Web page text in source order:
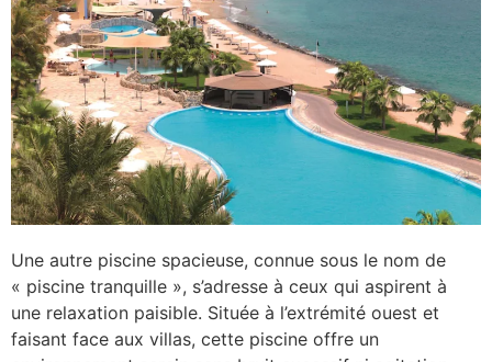
Une autre piscine spacieuse, connue sous le nom de
« piscine tranquille », s’adresse à ceux qui aspirent à
une relaxation paisible. Située à l’extrémité ouest et
faisant face aux villas, cette piscine offre un